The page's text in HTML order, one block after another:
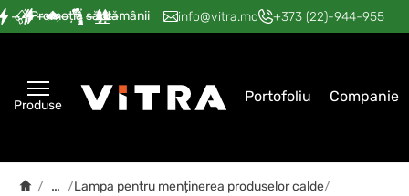
Promoția săptămânii
— — — — — info@vitra.md +373 (22)-944-955
Produse Portofoliu Companie
/ … /Lampa pentru menținerea produselor calde/